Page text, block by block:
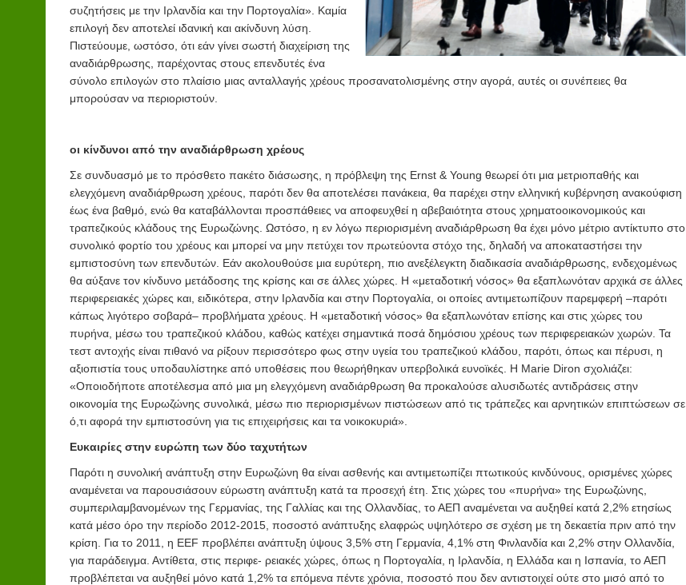
συζητήσεις με την Ιρλανδία και την Πορτογαλία». Καμία
επιλογή δεν αποτελεί ιδανική και ακίνδυνη λύση.
Πιστεύουμε, ωστόσο, ότι εάν γίνει σωστή διαχείριση της
αναδιάρθρωσης, παρέχοντας στους επενδυτές ένα
σύνολο επιλογών στο πλαίσιο μιας ανταλλαγής χρέους προσανατολισμένης στην αγορά, αυτές οι συνέπειες θα
μπορούσαν να περιοριστούν.
οι κίνδυνοι από την αναδιάρθρωση χρέους
Σε συνδυασμό με το πρόσθετο πακέτο διάσωσης, η πρόβλεψη της Ernst & Young θεωρεί ότι μια μετριοπαθής και
ελεγχόμενη αναδιάρθρωση χρέους, παρότι δεν θα αποτελέσει πανάκεια, θα παρέχει στην ελληνική κυβέρνηση ανακούφιση
έως ένα βαθμό, ενώ θα καταβάλλονται προσπάθειες να αποφευχθεί η αβεβαιότητα στους χρηματοοικονομικούς και
τραπεζικούς κλάδους της Ευρωζώνης. Ωστόσο, η εν λόγω περιορισμένη αναδιάρθρωση θα έχει μόνο μέτριο αντίκτυπο στο
συνολικό φορτίο του χρέους και μπορεί να μην πετύχει τον πρωτεύοντα στόχο της, δηλαδή να αποκαταστήσει την
εμπιστοσύνη των επενδυτών. Εάν ακολουθούσε μια ευρύτερη, πιο ανεξέλεγκτη διαδικασία αναδιάρθρωσης, ενδεχομένως
θα αύξανε τον κίνδυνο μετάδοσης της κρίσης και σε άλλες χώρες. Η «μεταδοτική νόσος» θα εξαπλωνόταν αρχικά σε άλλες
περιφερειακές χώρες και, ειδικότερα, στην Ιρλανδία και στην Πορτογαλία, οι οποίες αντιμετωπίζουν παρεμφερή –παρότι
κάπως λιγότερο σοβαρά– προβλήματα χρέους. Η «μεταδοτική νόσος» θα εξαπλωνόταν επίσης και στις χώρες του
πυρήνα, μέσω του τραπεζικού κλάδου, καθώς κατέχει σημαντικά ποσά δημόσιου χρέους των περιφερειακών χωρών. Τα
τεστ αντοχής είναι πιθανό να ρίξουν περισσότερο φως στην υγεία του τραπεζικού κλάδου, παρότι, όπως και πέρυσι, η
αξιοπιστία τους υποδαυλίστηκε από υποθέσεις που θεωρήθηκαν υπερβολικά ευνοϊκές. Η Marie Diron σχολιάζει:
«Οποιοδήποτε αποτέλεσμα από μια μη ελεγχόμενη αναδιάρθρωση θα προκαλούσε αλυσιδωτές αντιδράσεις στην
οικονομία της Ευρωζώνης συνολικά, μέσω πιο περιορισμένων πιστώσεων από τις τράπεζες και αρνητικών επιπτώσεων σε
ό,τι αφορά την εμπιστοσύνη για τις επιχειρήσεις και τα νοικοκυριά».
Ευκαιρίες στην ευρώπη των δύο ταχυτήτων
Παρότι η συνολική ανάπτυξη στην Ευρωζώνη θα είναι ασθενής και αντιμετωπίζει πτωτικούς κινδύνους, ορισμένες χώρες
αναμένεται να παρουσιάσουν εύρωστη ανάπτυξη κατά τα προσεχή έτη. Στις χώρες του «πυρήνα» της Ευρωζώνης,
συμπεριλαμβανομένων της Γερμανίας, της Γαλλίας και της Ολλανδίας, το ΑΕΠ αναμένεται να αυξηθεί κατά 2,2% ετησίως
κατά μέσο όρο την περίοδο 2012-2015, ποσοστό ανάπτυξης ελαφρώς υψηλότερο σε σχέση με τη δεκαετία πριν από την
κρίση. Για το 2011, η EEF προβλέπει ανάπτυξη ύψους 3,5% στη Γερμανία, 4,1% στη Φινλανδία και 2,2% στην Ολλανδία,
για παράδειγμα. Αντίθετα, στις περιφε- ρειακές χώρες, όπως η Πορτογαλία, η Ιρλανδία, η Ελλάδα και η Ισπανία, το ΑΕΠ
προβλέπεται να αυξηθεί μόνο κατά 1,2% τα επόμενα πέντε χρόνια, ποσοστό που δεν αντιστοιχεί ούτε στο μισό από το